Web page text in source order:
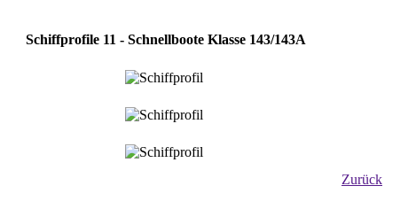
Schiffprofile 11 - Schnellboote Klasse 143/143A
Zurück